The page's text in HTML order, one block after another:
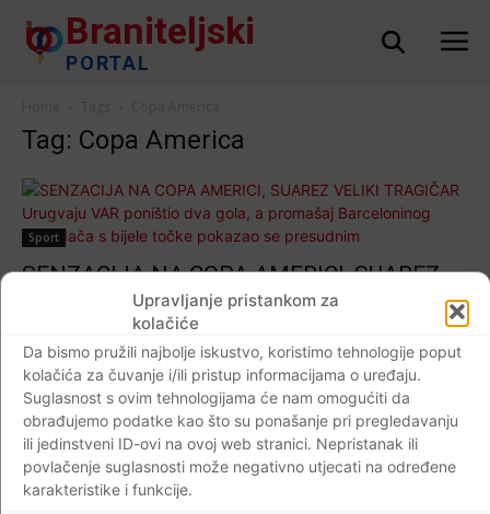
Upravljanje pristankom za
kolačiće
Da bismo pružili najbolje iskustvo, koristimo tehnologije poput
kolačića za čuvanje i/ili pristup informacijama o uređaju.
Suglasnost s ovim tehnologijama će nam omogućiti da
obrađujemo podatke kao što su ponašanje pri pregledavanju
ili jedinstveni ID-ovi na ovoj web stranici. Nepristanak ili
povlačenje suglasnosti može negativno utjecati na određene
karakteristike i funkcije.
Braniteljski
PORTAL
Tag: Copa America
Sport
SENZACIJA NA COPA AMERICI, SUAREZ
VELIKI TRAGIČAR Urugvaju VAR poništio
dva gola, a promašaj Barceloninog
napadača s bijele točke pokazao se
presudnim
Braniteljski portal 30.06.2019